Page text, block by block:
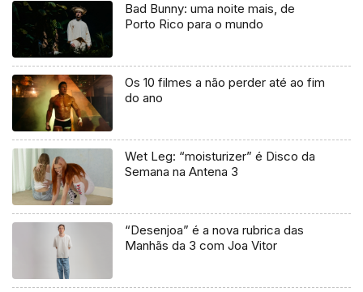
Bad Bunny: uma noite mais, de
Porto Rico para o mundo
Os 10 filmes a não perder até ao fim
do ano
Wet Leg: “moisturizer” é Disco da
Semana na Antena 3
“Desenjoa” é a nova rubrica das
Manhãs da 3 com Joa Vitor